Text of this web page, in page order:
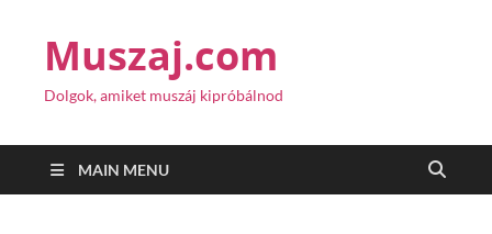
Muszaj.com
Dolgok, amiket muszáj kipróbálnod
MAIN MENU